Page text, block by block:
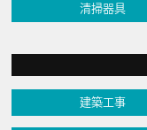
清掃器具
建築工事